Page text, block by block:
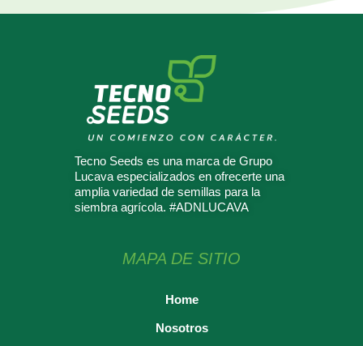
Tecno Seeds es una marca de Grupo
Lucava especializados en ofrecerte una
amplia variedad de semillas para la
siembra agrícola. #ADNLUCAVA
MAPA DE SITIO
Home
Nosotros